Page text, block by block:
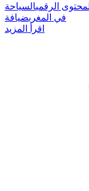
الرقميالسياحة
في المغربضيافة
اقرأ المزيد